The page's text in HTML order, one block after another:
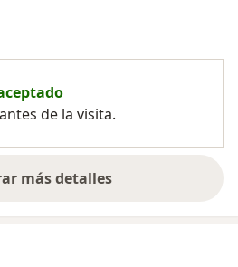
de la visita.
más detalles
sobre la experiencia